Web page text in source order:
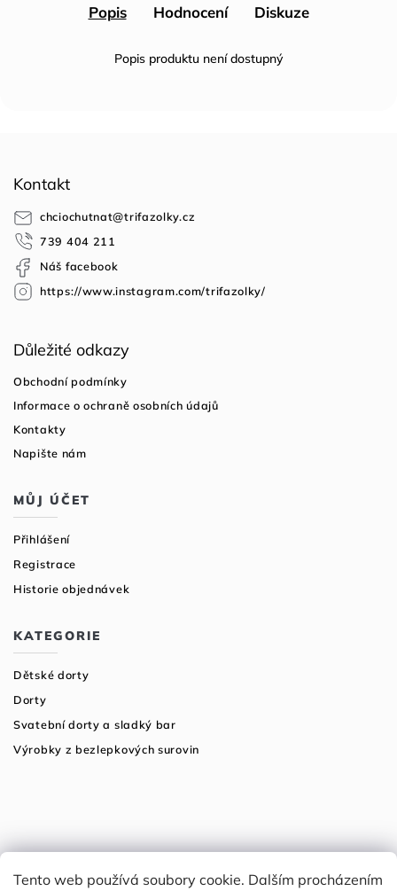
Tento web používá soubory cookie. Dalším procházením
Popis Hodnocení Diskuze
Popis produktu není dostupný
Kontakt
chciochutnat@trifazolky.cz
739 404 211
Náš facebook
https://www.instagram.com/trifazolky/
Důležité odkazy
Obchodní podmínky
Informace o ochraně osobních údajů
Kontakty
Napište nám
MŮJ ÚČET
Přihlášení
Registrace
Historie objednávek
KATEGORIE
Dětské dorty
Dorty
Svatební dorty a sladký bar
Výrobky z bezlepkových surovin